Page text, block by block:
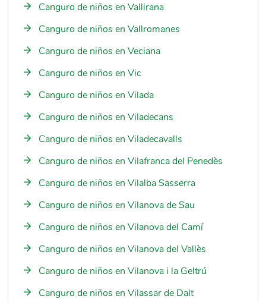
Canguro de niños en Vallirana
Canguro de niños en Vallromanes
Canguro de niños en Veciana
Canguro de niños en Vic
Canguro de niños en Vilada
Canguro de niños en Viladecans
Canguro de niños en Viladecavalls
Canguro de niños en Vilafranca del Penedès
Canguro de niños en Vilalba Sasserra
Canguro de niños en Vilanova de Sau
Canguro de niños en Vilanova del Camí
Canguro de niños en Vilanova del Vallès
Canguro de niños en Vilanova i la Geltrú
Canguro de niños en Vilassar de Dalt